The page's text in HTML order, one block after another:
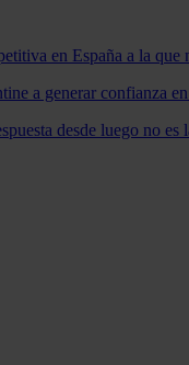
en España a la que
a generar confianza
desde luego no es